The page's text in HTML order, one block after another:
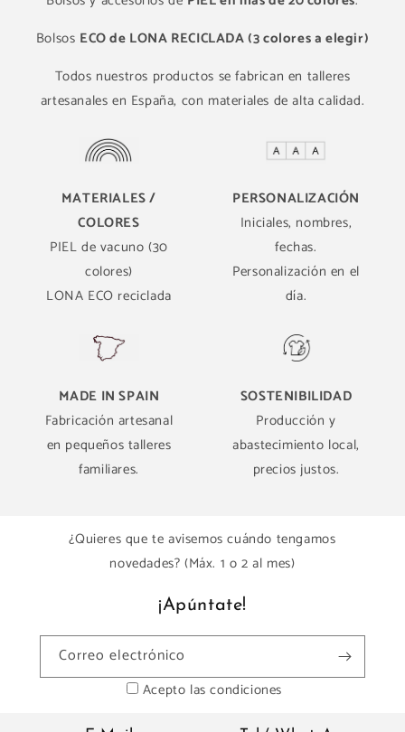
Bolsos ECO de LONA RECICLADA (3 colores a elegir)
Todos nuestros productos se fabrican en talleres
artesanales en España, con materiales de alta calidad.
MATERIALES /
COLORES
PIEL de vacuno (30
colores)
LONA ECO reciclada
PERSONALIZACIÓN
Iniciales, nombres,
fechas.
Personalización en el
día.
MADE IN SPAIN
Fabricación artesanal
en pequeños talleres
familiares.
SOSTENIBILIDAD
Producción y
abastecimiento local,
precios justos.
¿Quieres que te avisemos cuándo tengamos
novedades? (Máx. 1 o 2 al mes)
¡Apúntate!
Correo electrónico
Acepto las condiciones